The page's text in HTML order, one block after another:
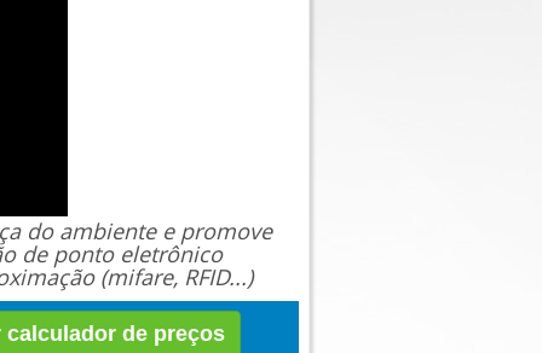
do ambiente e promove
de ponto eletrônico
(mifare, RFID...)
calculador de preços